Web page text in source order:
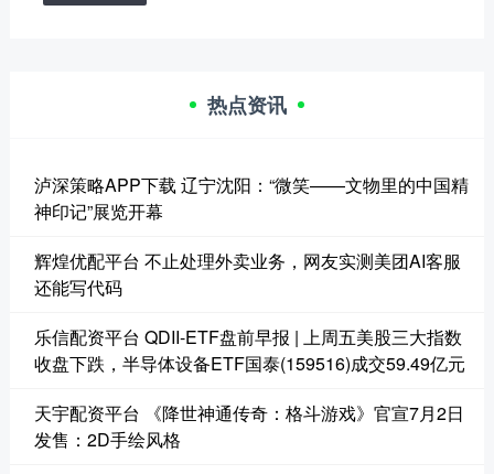
热点资讯
泸深策略APP下载 辽宁沈阳：“微笑——文物里的中国精
神印记”展览开幕
辉煌优配平台 不止处理外卖业务，网友实测美团AI客服
还能写代码
乐信配资平台 QDII-ETF盘前早报 | 上周五美股三大指数
收盘下跌，半导体设备ETF国泰(159516)成交59.49亿元
天宇配资平台 《降世神通传奇：格斗游戏》官宣7月2日
发售：2D手绘风格